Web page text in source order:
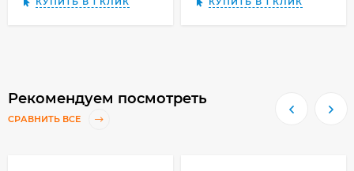
Рекомендуем посмотреть
СРАВНИТЬ ВСЕ